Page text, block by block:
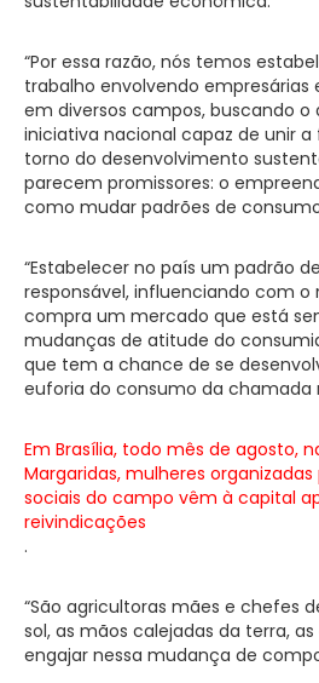
“Por essa razão, nós temos
trabalho envolvendo empresárias
em diversos campos, buscando o
iniciativa nacional capaz de unir
torno do desenvolvimento
parecem promissores: o
como mudar padrões de
“Estabelecer no país um padrão
responsável, influenciando com o
compra um mercado que está
mudanças de atitude do
que tem a chance de se
euforia do consumo da chamada
Em Brasília, todo mês de agosto,
Margaridas, mulheres
sociais do campo vêm à capital
reivindicações
.
“São agricultoras mães e chefes
sol, as mãos calejadas da terra,
engajar nessa mudança de